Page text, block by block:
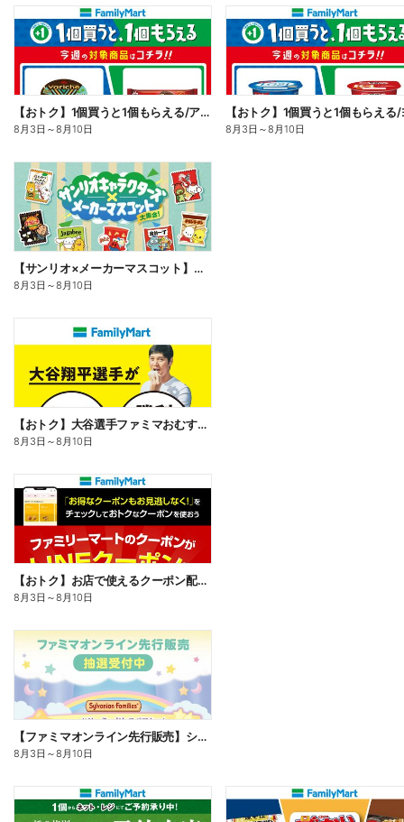
【おトク】1個買うと1個もらえる/アイス
8月3日 ～8月10日 8月3日 ～8月10日
【サンリオ×メーカーマスコット】オリジナルグッズ貰える!
8月3日 ～8月10日
【おトク】大谷選手ファミマおむすび割
8月3日 ～8月10日
【おトク】お店で使えるクーポン配信中
8月3日 ～8月10日
【ファミマオンライン先行販売】シルバニアファミリー
8月3日 ～8月10日